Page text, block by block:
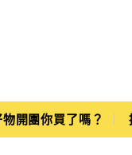
開團你買了嗎？